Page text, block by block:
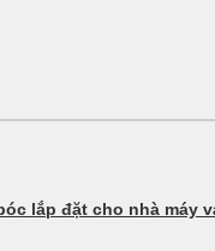
lắp đặt cho nhà máy